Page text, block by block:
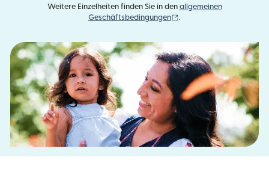
Weitere Einzelheiten finden Sie in den allgemeinen
Geschäftsbedingungen
.